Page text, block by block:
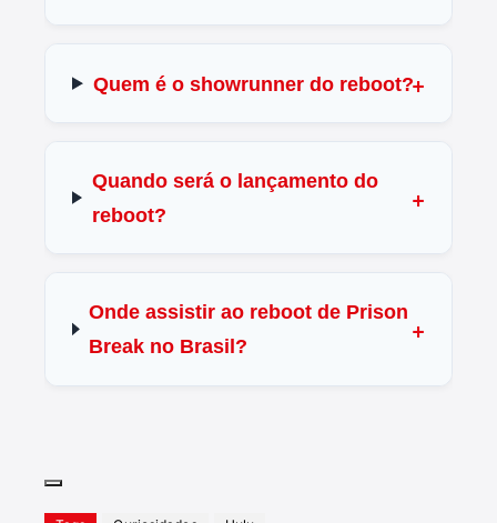
Quem é o showrunner do reboot?
Quando será o lançamento do
reboot?
Onde assistir ao reboot de Prison
Break no Brasil?